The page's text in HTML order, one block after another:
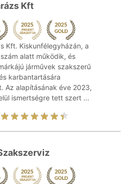
Kft
Kft. Kiskunfélegyházán, a
alatt működik, és
járművek szakszerű
karbantartására
Az alapításának éve 2023,
ismertségre tett szert ...